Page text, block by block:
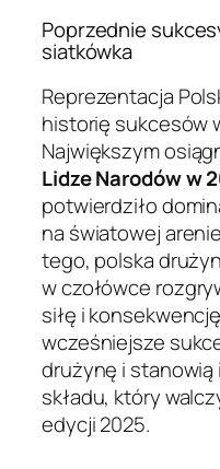
Poprzednie
siatkówka
Reprezentacja
historię sukcesów
Największym
Lidze Narodów w
potwierdziło
na światowej
tego, polska
w czołówce
siłę i
wcześniejsze
drużynę i
składu, który
edycji 2025.